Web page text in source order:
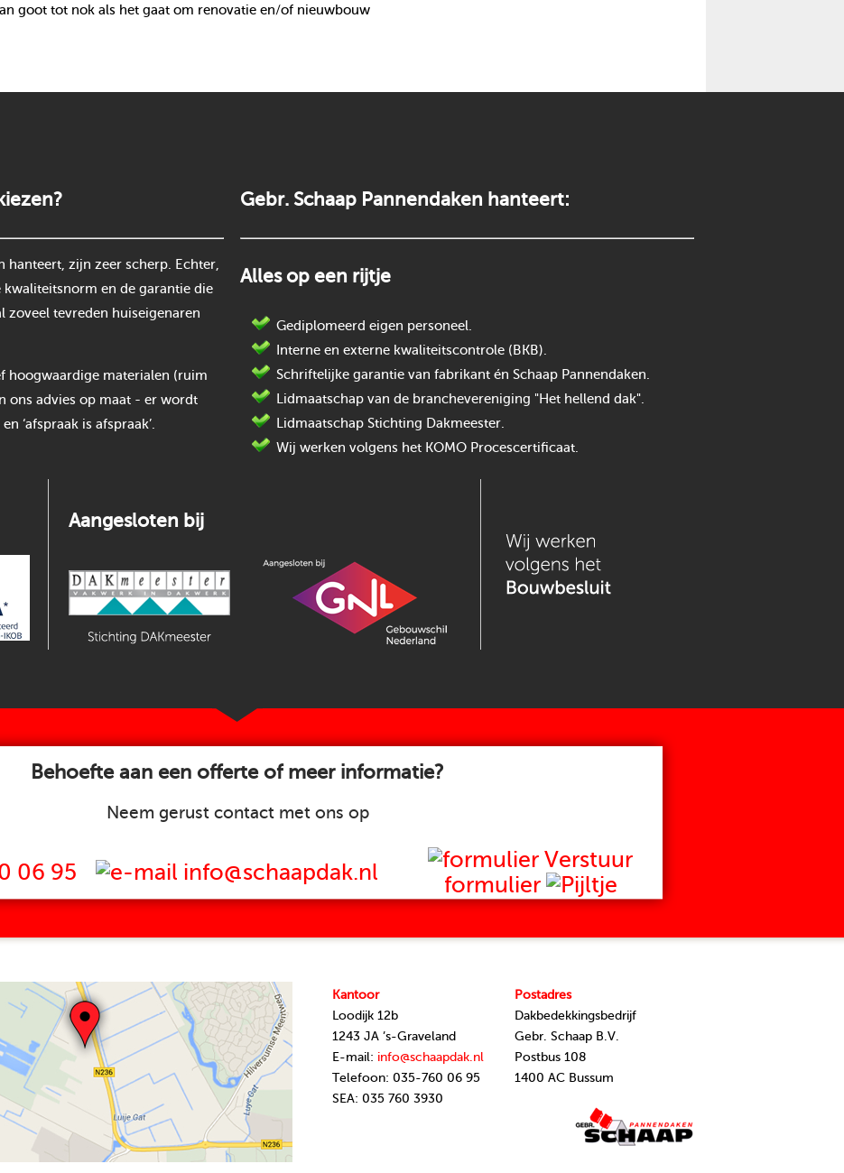
goot tot nok als het gaat om renovatie en/of nieuwbouw
hanteert, zijn zeer scherp. Echter,
kwaliteitsnorm en de garantie die
zoveel tevreden huiseigenaren
hoogwaardige materialen (ruim
ons advies op maat - er wordt
‘afspraak is afspraak’.
Gebr. Schaap Pannendaken hanteert:
Alles op een rijtje
Gediplomeerd eigen personeel.
Interne en externe kwaliteitscontrole (BKB).
Schriftelijke garantie van fabrikant én Schaap Pannendaken.
Lidmaatschap van de branchevereniging "Het hellend dak".
Lidmaatschap Stichting Dakmeester.
Wij werken volgens het KOMO Procescertificaat.
Aangesloten bij
Behoefte aan een offerte of meer informatie?
Neem gerust contact met ons op
06 95 info@schaapdak.nl
Verstuur
formulier
Kantoor
Loodijk 12b
1243 JA ’s-Graveland
E-mail: info@schaapdak.nl
Telefoon: 035-760 06 95
SEA: 035 760 3930
Postadres
Dakbedekkingsbedrijf
Gebr. Schaap B.V.
Postbus 108
1400 AC Bussum